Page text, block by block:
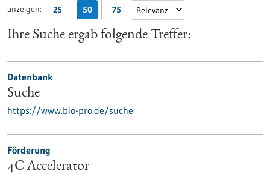
anzeigen: 25 50 75
Ihre Suche ergab folgende Treffer:
Datenbank
Suche
https://www.bio-pro.de/suche
Förderung
4C Accelerator